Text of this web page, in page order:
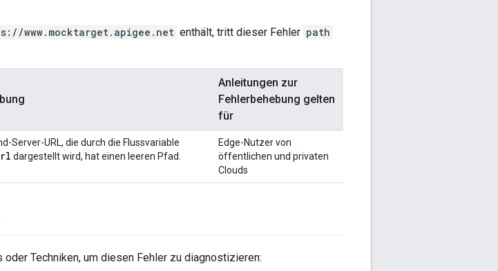
www.mocktarget.apigee.net enthält, tritt dieser Fehler path
Anleitungen zur
Fehlerbehebung gelten
für
Server-URL, die durch die Flussvariable
dargestellt wird, hat einen leeren Pfad.
Edge-Nutzer von
öffentlichen und privaten
Clouds
Techniken, um diesen Fehler zu diagnostizieren: